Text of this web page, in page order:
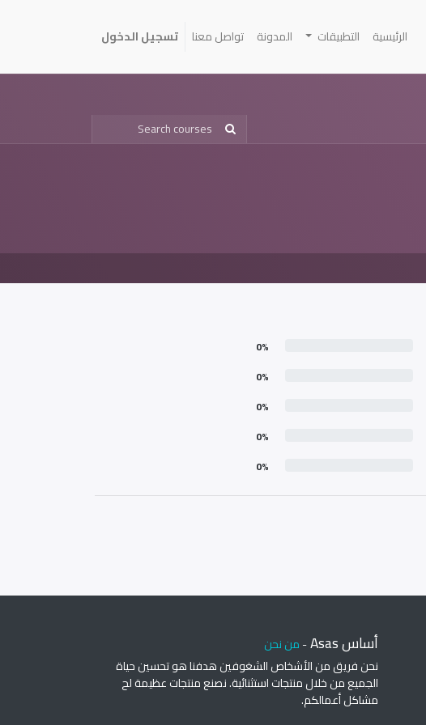
الرئيسية التطبيقات المدونة تواصل معنا تسجيل الدخول
0%
0%
0%
0%
0%
أساس Asas -من نحن
نحن فريق من الأشخاص الشغوفين هدفنا هو تحسين حياة
الجميع من خلال منتجات استثنائية. نصنع منتجات عظيمة لح
مشاكل أعمالكم.